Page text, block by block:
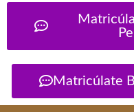
Matricúlate